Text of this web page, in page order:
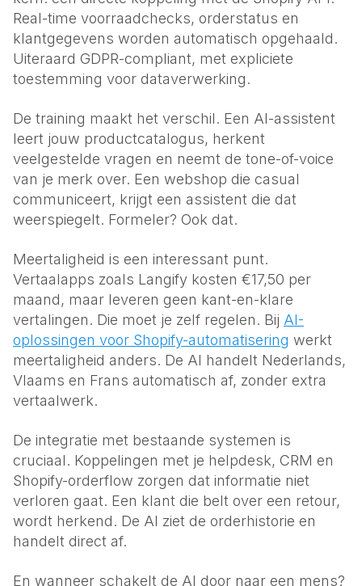
Real-time voorraadchecks, orderstatus en
klantgegevens worden automatisch opgehaald.
Uiteraard GDPR-compliant, met expliciete
toestemming voor dataverwerking.
De training maakt het verschil. Een AI-assistent
leert jouw productcatalogus, herkent
veelgestelde vragen en neemt de tone-of-voice
van je merk over. Een webshop die casual
communiceert, krijgt een assistent die dat
weerspiegelt. Formeler? Ook dat.
Meertaligheid is een interessant punt.
Vertaalapps zoals Langify kosten €17,50 per
maand, maar leveren geen kant-en-klare
vertalingen. Die moet je zelf regelen. Bij AI-
oplossingen voor Shopify-automatisering werkt
meertaligheid anders. De AI handelt Nederlands,
Vlaams en Frans automatisch af, zonder extra
vertaalwerk.
De integratie met bestaande systemen is
cruciaal. Koppelingen met je helpdesk, CRM en
Shopify-orderflow zorgen dat informatie niet
verloren gaat. Een klant die belt over een retour,
wordt herkend. De AI ziet de orderhistorie en
handelt direct af.
En wanneer schakelt de AI door naar een mens?